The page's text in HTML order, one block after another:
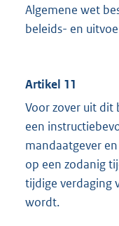
Algemene wet
beleids- en
Artikel 11
Voor zover uit
een
mandaatgever
op een zodanig
tijdige verdaging
wordt.